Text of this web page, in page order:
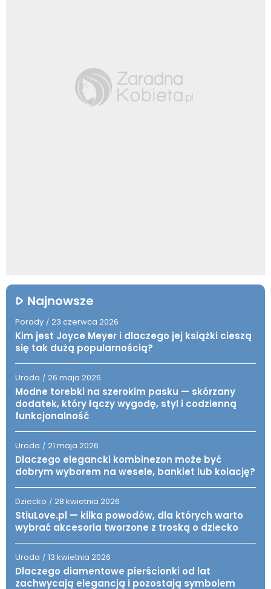
Najnowsze
Porady / 23 czerwca 2026
Kim jest Joyce Meyer i dlaczego jej książki cieszą
się tak dużą popularnością?
Uroda / 26 maja 2026
Modne torebki na szerokim pasku — skórzany
dodatek, który łączy wygodę, styl i codzienną
funkcjonalność
Uroda / 21 maja 2026
Dlaczego elegancki kombinezon może być
dobrym wyborem na wesele, bankiet lub kolację?
Dziecko / 28 kwietnia 2026
StiuLove.pl — kilka powodów, dla których warto
wybrać akcesoria tworzone z troską o dziecko
Uroda / 13 kwietnia 2026
Dlaczego diamentowe pierścionki od lat
zachwycają elegancją i pozostają symbolem